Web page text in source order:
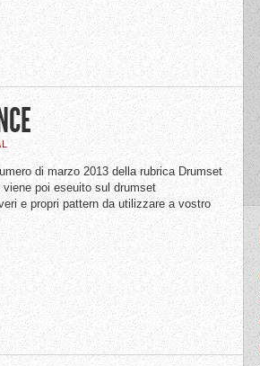
di marzo 2013 della rubrica Drumset
poi eseuito sul drumset
e propri pattern da utilizzare a vostro